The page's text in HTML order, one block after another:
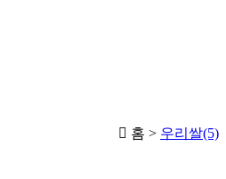
홈 > 우리쌀(5)